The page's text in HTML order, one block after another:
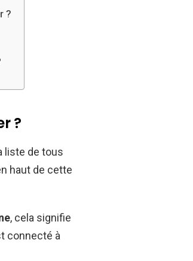
?
?
liste de tous
haut de cette
, cela signifie
connecté à